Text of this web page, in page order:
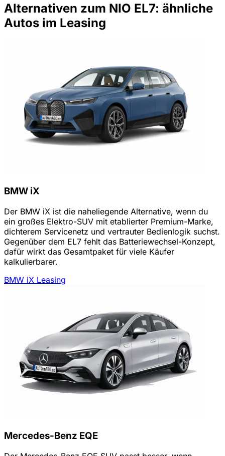
Alternativen zum NIO EL7: ähnliche
Autos im Leasing
BMW iX
Der BMW iX ist die naheliegende Alternative, wenn du
ein großes Elektro-SUV mit etablierter Premium-Marke,
dichterem Servicenetz und vertrauter Bedienlogik suchst.
Gegenüber dem EL7 fehlt das Batteriewechsel-Konzept,
dafür wirkt das Gesamtpaket für viele Käufer
kalkulierbarer.
BMW iX Leasing
Mercedes-Benz EQE